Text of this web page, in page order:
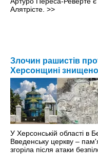
Алятрісте. >>
Злочин рашистів
Херсонщині знищено
У Херсонській області в
Введенську церкву –
згоріла після атаки